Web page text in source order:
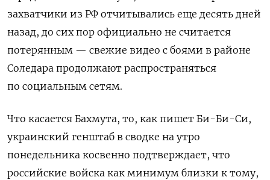
захватчики из РФ отчитывались еще десять дней
назад, до сих пор официально не считается
потерянным — свежие видео с боями в районе
Соледара продолжают распространяться
по социальным сетям.
Что касается Бахмута, то, как пишет Би-Би-Си,
украинский генштаб в сводке на утро
понедельника косвенно подтверждает, что
российские войска как минимум близки к тому,